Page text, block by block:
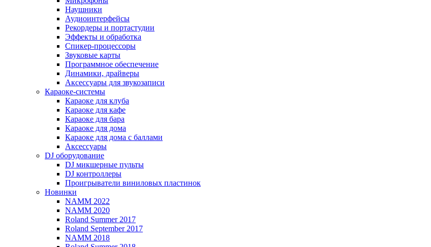
Наушники
Аудиоинтерфейсы
Рекордеры и портастудии
Эффекты и обработка
Спикер-процессоры
Звуковые карты
Программное обеспечение
Динамики, драйверы
Аксессуары для звукозаписи
Караоке-системы
Караоке для клуба
Караоке для кафе
Караоке для бара
Караоке для дома
Караоке для дома с баллами
Аксессуары
DJ оборудование
DJ микшерные пульты
DJ контроллеры
Проигрыватели виниловых пластинок
Новинки
NAMM 2022
NAMM 2020
Roland Summer 2017
Roland September 2017
NAMM 2018